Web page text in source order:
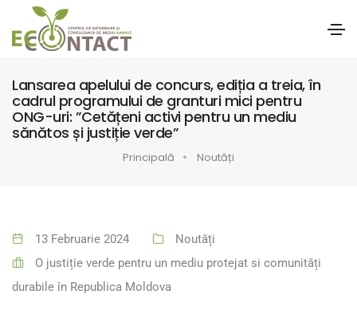
Lansarea apelului de concurs, ediția a treia, în
cadrul programului de granturi mici pentru
ONG-uri: ”Cetățeni activi pentru un mediu
sănătos și justiție verde”
Principală Noutăți
13 Februarie 2024
Noutăți
O justiție verde pentru un mediu protejat si comunități
durabile în Republica Moldova